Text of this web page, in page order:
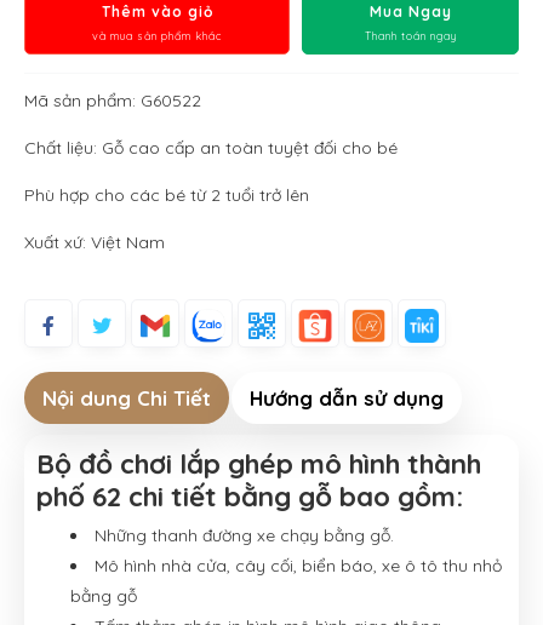
Thêm vào giỏ
và mua sản phẩm khác
Mua Ngay
Thanh toán ngay
Mã sản phẩm: G60522
Chất liệu: Gỗ cao cấp an toàn tuyệt đối cho bé
Phù hợp cho các bé từ 2 tuổi trở lên
Xuất xứ: Việt Nam
Nội dung Chi Tiết Hướng dẫn sử dụng
Bộ đồ chơi lắp ghép mô hình thành
phố 62 chi tiết bằng gỗ bao gồm:
Những thanh đường xe chạy bằng gỗ.
Mô hình nhà cửa, cây cối, biển báo, xe ô tô thu nhỏ
bằng gỗ